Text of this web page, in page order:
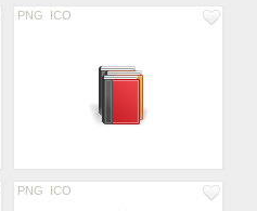
PNG ICO
PNG ICO